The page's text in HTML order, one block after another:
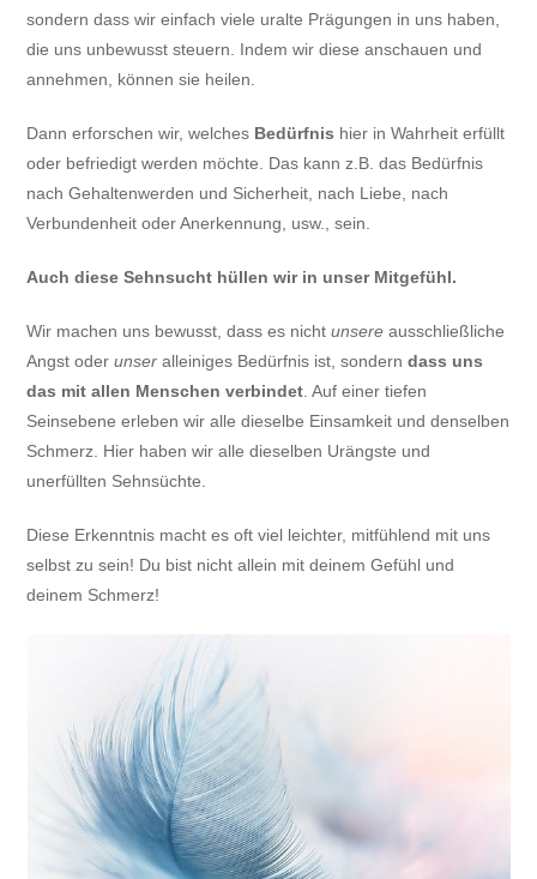
sondern dass wir einfach viele uralte Prägungen in uns haben,
die uns unbewusst steuern. Indem wir diese anschauen und
annehmen, können sie heilen.
Dann erforschen wir, welches Bedürfnis hier in Wahrheit erfüllt
oder befriedigt werden möchte. Das kann z.B. das Bedürfnis
nach Gehaltenwerden und Sicherheit, nach Liebe, nach
Verbundenheit oder Anerkennung, usw., sein.
Auch diese Sehnsucht hüllen wir in unser Mitgefühl.
Wir machen uns bewusst, dass es nichtunsere ausschließliche
Angst oderunser alleiniges Bedürfnis ist, sonderndass uns
das mit allen Menschen verbindet . Auf einer tiefen
Seinsebene erleben wir alle dieselbe Einsamkeit und denselben
Schmerz. Hier haben wir alle dieselben Urängste und
unerfüllten Sehnsüchte.
Diese Erkenntnis macht es oft viel leichter, mitfühlend mit uns
selbst zu sein! Du bist nicht allein mit deinem Gefühl und
deinem Schmerz!